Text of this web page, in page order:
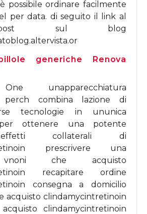
possibile ordinare facilmente
per data. di seguito il link al
sul blog
generiche Renova
unapparecchiatura
perch combina lazione di
tecnologie in ununica
ottenere una potente
collaterali di
prescrivere una
vnoni che acquisto
recapitare ordine
consegna a domicilio
acquisto clindamycintretinoin
clindamycintretinoin